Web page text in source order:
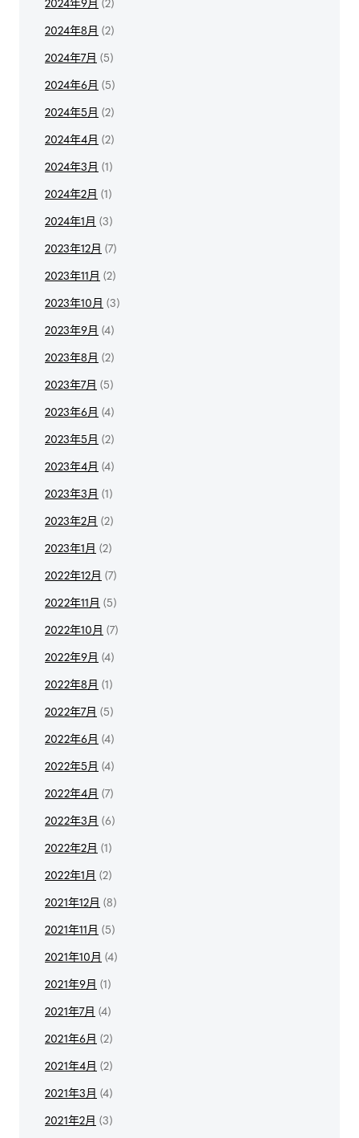
2024年8月 (2)
2024年7月 (5)
2024年6月 (5)
2024年5月 (2)
2024年4月 (2)
2024年3月 (1)
2024年2月 (1)
2024年1月 (3)
2023年12月 (7)
2023年11月 (2)
2023年10月 (3)
2023年9月 (4)
2023年8月 (2)
2023年7月 (5)
2023年6月 (4)
2023年5月 (2)
2023年4月 (4)
2023年3月 (1)
2023年2月 (2)
2023年1月 (2)
2022年12月 (7)
2022年11月 (5)
2022年10月 (7)
2022年9月 (4)
2022年8月 (1)
2022年7月 (5)
2022年6月 (4)
2022年5月 (4)
2022年4月 (7)
2022年3月 (6)
2022年2月 (1)
2022年1月 (2)
2021年12月 (8)
2021年11月 (5)
2021年10月 (4)
2021年9月 (1)
2021年7月 (4)
2021年6月 (2)
2021年4月 (2)
2021年3月 (4)
2021年2月 (3)